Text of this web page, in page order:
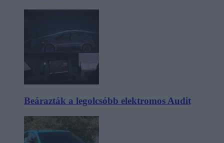
Beárazták a legolcsóbb elektromos Audit